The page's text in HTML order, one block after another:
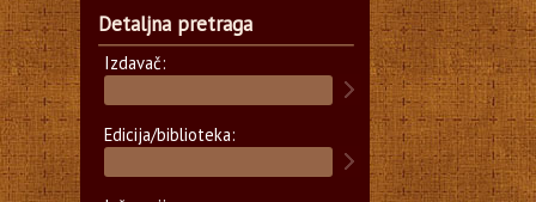
Detaljna pretraga
Izdavač:
Edicija/biblioteka: